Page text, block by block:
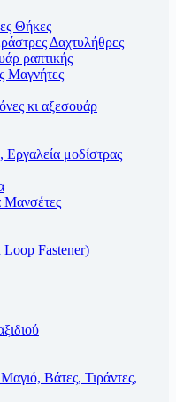
Θήκες
Δαχτυλήθρες
ραπτικής
Μαγνήτες
κι αξεσουάρ
μοδίστρας
Μανσέτες
Fastener)
Βάτες, Τιράντες,